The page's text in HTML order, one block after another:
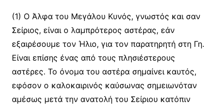
(1) Ο Άλφα του Μεγάλου Κυνός, γνωστός και σαν
Σείριος, είναι ο λαμπρότερος αστέρας, εάν
εξαιρέσουμε τον Ήλιο, για τον παρατηρητή στη Γη.
Είναι επίσης ένας από τους πλησιέστερους
αστέρες. Το όνομα του αστέρα σημαίνει καυτός,
εφόσον ο καλοκαιρινός καύσωνας σημειωνόταν
αμέσως μετά την ανατολή του Σείριου κατόπιν